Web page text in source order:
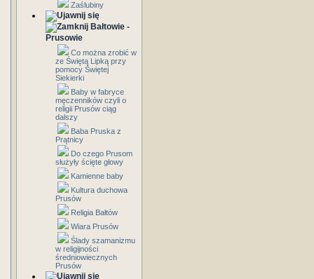
Zaślubiny
Bałtowie -
Prusowie
Co można zrobić w
ze Świętą Lipką przy
pomocy Świętej
Siekierki
Baby w fabryce
męczenników czyli o
religii Prusów ciąg
dalszy
Baba Pruska z
Prątnicy
Do czego Prusom
służyły ścięte głowy
Kamienne baby
Kultura duchowa
Prusów
Religia Bałtów
Wiara Prusów
Ślady szamanizmu
w religijności
średniowiecznych
Prusów